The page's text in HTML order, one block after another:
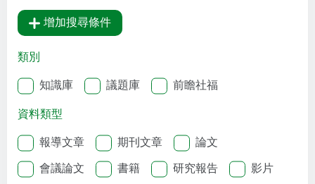
增加搜尋條件
類別
知識庫 議題庫 前瞻社福
資料類型
報導文章 期刊文章 論文
會議論文 書籍 研究報告 影片